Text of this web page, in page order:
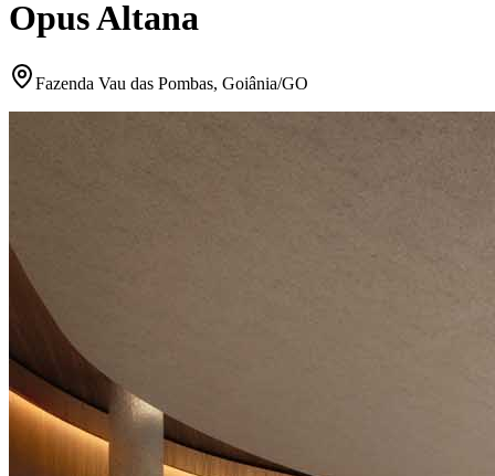
Opus Altana
Fazenda Vau das Pombas, Goiânia/GO